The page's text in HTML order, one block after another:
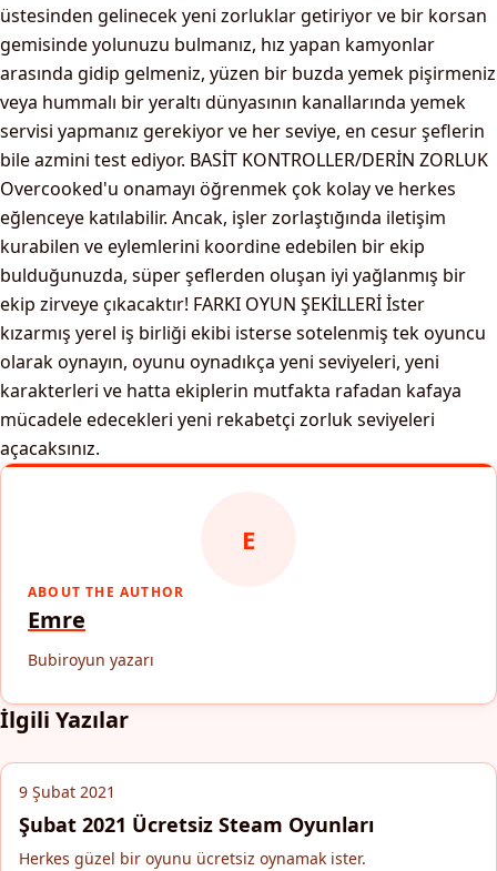
üstesinden gelinecek yeni zorluklar getiriyor ve bir korsan
gemisinde yolunuzu bulmanız, hız yapan kamyonlar
arasında gidip gelmeniz, yüzen bir buzda yemek pişirmeniz
veya hummalı bir yeraltı dünyasının kanallarında yemek
servisi yapmanız gerekiyor ve her seviye, en cesur şeflerin
bile azmini test ediyor. BASİT KONTROLLER/DERİN ZORLUK
Overcooked'u onamayı öğrenmek çok kolay ve herkes
eğlenceye katılabilir. Ancak, işler zorlaştığında iletişim
kurabilen ve eylemlerini koordine edebilen bir ekip
bulduğunuzda, süper şeflerden oluşan iyi yağlanmış bir
ekip zirveye çıkacaktır! FARKI OYUN ŞEKİLLERİİster
kızarmış yerel iş birliği ekibi isterse sotelenmiş tek oyuncu
olarak oynayın, oyunu oynadıkça yeni seviyeleri, yeni
karakterleri ve hatta ekiplerin mutfakta rafadan kafaya
mücadele edecekleri yeni rekabetçi zorluk seviyeleri
açacaksınız.
E
ABOUT THE AUTHOR
Emre
Bubiroyun yazarı
İlgili Yazılar
9 Şubat 2021
Şubat 2021 Ücretsiz Steam Oyunları
Herkes güzel bir oyunu ücretsiz oynamak ister.